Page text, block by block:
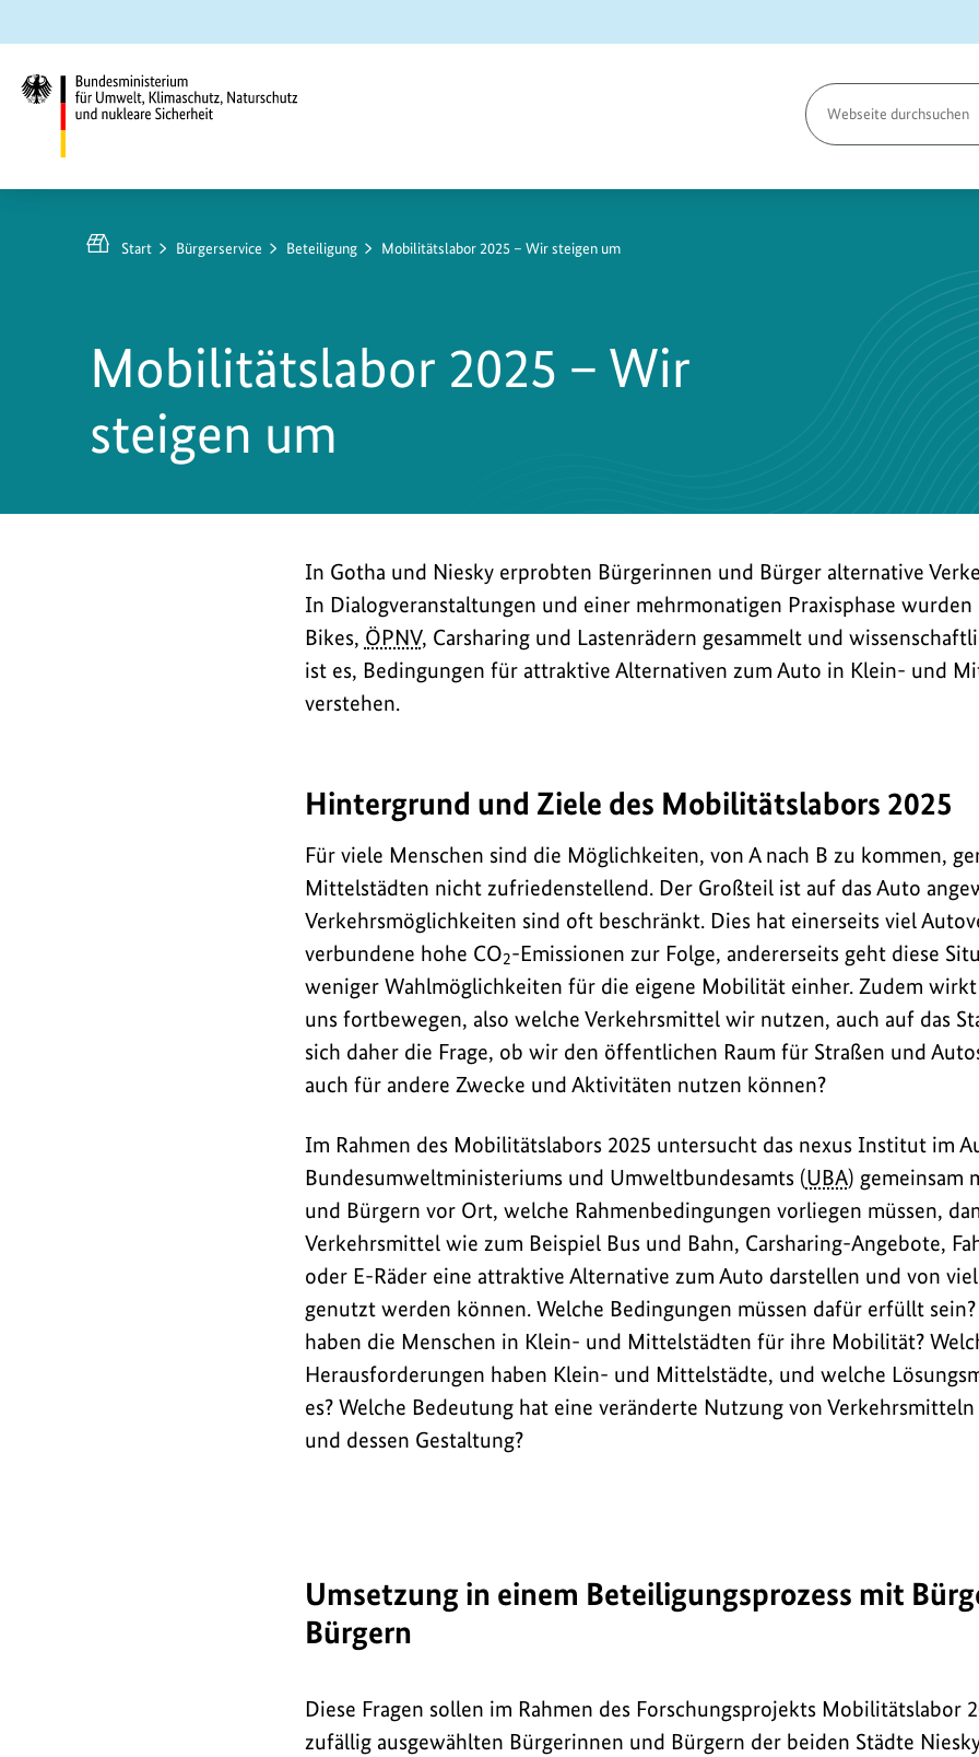
Hauptinhalt
springen
Suche
springen
Hauptnavigation
springen
Umwelt,
Klimaschutz,
Sicherheit
Seite
durchsuchen
Start Bürgerservice Beteiligung Mobilitätslabor 2025 – Wir steigen um
Mobilitätslabor 2025 – Wir
steigen um
In Gotha und Niesky erprobten Bürgerinnen und Bürger alternative
In Dialogveranstaltungen und einer mehrmonatigen Praxisphase
Bikes, ÖPNV, Carsharing und Lastenrädern gesammelt und
ist es, Bedingungen für attraktive Alternativen zum Auto in Klein- und
verstehen.
Hintergrund und Ziele des Mobilitätslabors 2025
Für viele Menschen sind die Möglichkeiten, von A nach B zu kommen,
Mittelstädten nicht zufriedenstellend. Der Großteil ist auf das Auto
Verkehrsmöglichkeiten sind oft beschränkt. Dies hat einerseits viel
verbundene hohe CO2-Emissionen zur Folge, andererseits geht diese
weniger Wahlmöglichkeiten für die eigene Mobilität einher. Zudem
uns fortbewegen, also welche Verkehrsmittel wir nutzen, auch auf das
sich daher die Frage, ob wir den öffentlichen Raum für Straßen und
auch für andere Zwecke und Aktivitäten nutzen können?
Im Rahmen des Mobilitätslabors 2025 untersucht das nexus Institut im
Bundesumweltministeriums und Umweltbundesamts (UBA) gemeinsam
und Bürgern vor Ort, welche Rahmenbedingungen vorliegen müssen,
Verkehrsmittel wie zum Beispiel Bus und Bahn, Carsharing-Angebote,
oder E-Räder eine attraktive Alternative zum Auto darstellen und von
genutzt werden können. Welche Bedingungen müssen dafür erfüllt
haben die Menschen in Klein- und Mittelstädten für ihre Mobilität?
Herausforderungen haben Klein- und Mittelstädte, und welche
es? Welche Bedeutung hat eine veränderte Nutzung von
und dessen Gestaltung?
Umsetzung in einem Beteiligungsprozess mit
Bürgern
Diese Fragen sollen im Rahmen des Forschungsprojekts Mobilitätslabor
zufällig ausgewählten Bürgerinnen und Bürgern der beiden Städte